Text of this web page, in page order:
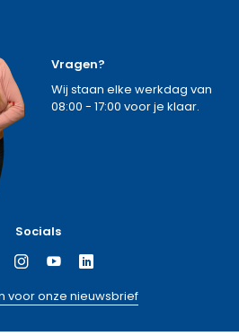
Vragen?
Wij staan elke werkdag van
08:00 - 17:00 voor je klaar.
Socials
voor onze nieuwsbrief